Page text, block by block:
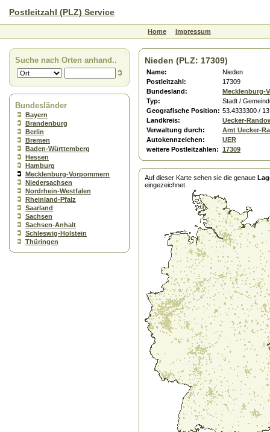
Postleitzahl (PLZ) Service
Home Impressum
Suche nach Orten anhand..
Bundesländer
Bayern
Brandenburg
Berlin
Bremen
Baden-Württemberg
Hessen
Hamburg
Mecklenburg-Vorpommern
Niedersachsen
Nordrhein-Westfalen
Rheinland-Pfalz
Saarland
Sachsen
Sachsen-Anhalt
Schleswig-Holstein
Thüringen
Nieden (PLZ: 17309)
Name:
Nieden
Postleitzahl:
17309
Bundesland:
Mecklenburg-
Typ:
Stadt /
Geografische Position: 53.4333300 /
Landkreis:
Uecker-
Verwaltung durch:
Amt Uecker-
Autokennzeichen:
UER
weitere Postleitzahlen: 17309
Auf dieser Karte sehen sie die genaue
eingezeichnet.